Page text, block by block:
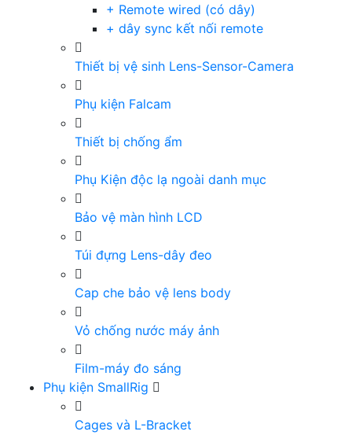
+ Remote wired (có dây)
+ dây sync kết nối remote
Thiết bị vệ sinh Lens-Sensor-Camera
Phụ kiện Falcam
Thiết bị chống ẩm
Phụ Kiện độc lạ ngoài danh mục
Bảo vệ màn hình LCD
Túi đựng Lens-dây đeo
Cap che bảo vệ lens body
Vỏ chống nước máy ảnh
Film-máy đo sáng
Phụ kiện SmallRig
Cages và L-Bracket